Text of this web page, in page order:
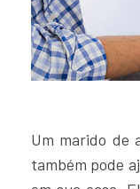
Um marido de
também pode